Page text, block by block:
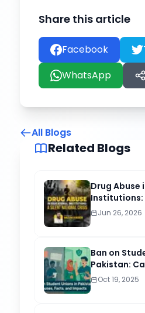
Share this article
Facebook
WhatsApp
All Blogs
Related Blogs
Drug Abuse
Institutions:
Crisis
Jun 26, 2026
Ban on
Pakistan:
Lasting
Oct 19, 2025